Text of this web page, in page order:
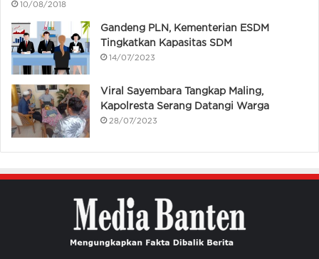
10/08/2018
Gandeng PLN, Kementerian ESDM
Tingkatkan Kapasitas SDM
14/07/2023
Viral Sayembara Tangkap Maling,
Kapolresta Serang Datangi Warga
28/07/2023